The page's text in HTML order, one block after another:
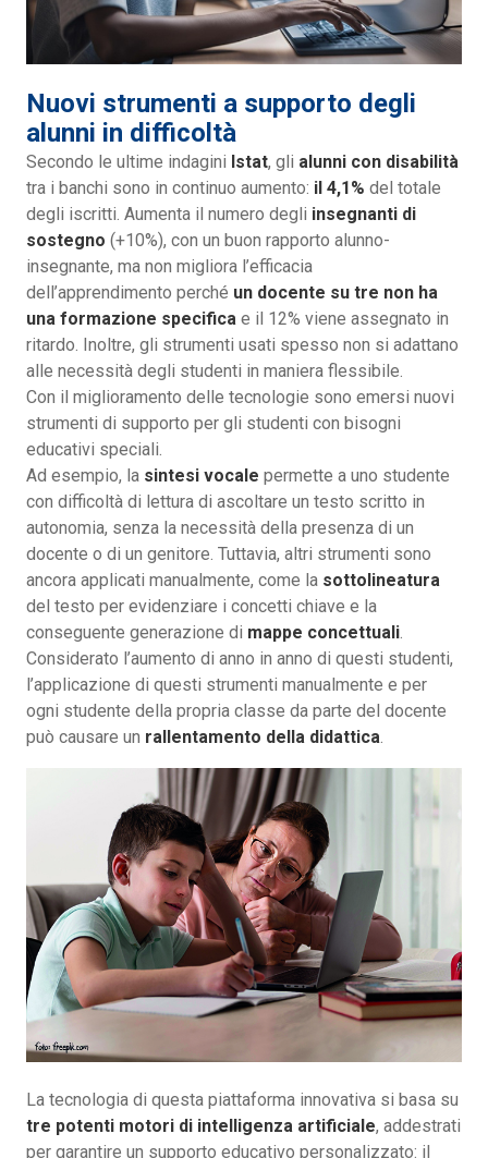
Nuovi strumenti a supporto degli
alunni in difficoltà
Secondo le ultime indagini Istat, gli alunni con disabilità
tra i banchi sono in continuo aumento: il 4,1% del totale
degli iscritti. Aumenta il numero degli insegnanti di
sostegno (+10%), con un buon rapporto alunno-
insegnante, ma non migliora l’efficacia
dell’apprendimento perché un docente su tre non ha
una formazione specifica e il 12% viene assegnato in
ritardo. Inoltre, gli strumenti usati spesso non si adattano
alle necessità degli studenti in maniera flessibile.
Con il miglioramento delle tecnologie sono emersi nuovi
strumenti di supporto per gli studenti con bisogni
educativi speciali.
Ad esempio, la sintesi vocale permette a uno studente
con difficoltà di lettura di ascoltare un testo scritto in
autonomia, senza la necessità della presenza di un
docente o di un genitore. Tuttavia, altri strumenti sono
ancora applicati manualmente, come la sottolineatura
del testo per evidenziare i concetti chiave e la
conseguente generazione di mappe concettuali.
Considerato l’aumento di anno in anno di questi studenti,
l’applicazione di questi strumenti manualmente e per
ogni studente della propria classe da parte del docente
può causare un rallentamento della didattica.
La tecnologia di questa piattaforma innovativa si basa su
tre potenti motori di intelligenza artificiale, addestrati
per garantire un supporto educativo personalizzato: il